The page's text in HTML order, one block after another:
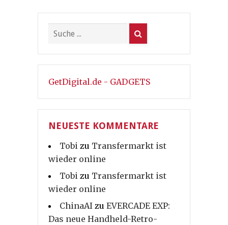
GetDigital.de - GADGETS
NEUESTE KOMMENTARE
Tobi zu Transfermarkt ist
wieder online
Tobi zu Transfermarkt ist
wieder online
ChinaAI zu EVERCADE EXP:
Das neue Handheld-Retro-